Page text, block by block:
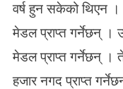
वर्ष हुन सकेको थिएन
मेडल प्राप्त गर्नेछन् ।
मेडल प्राप्त गर्नेछन् ।
हजार नगद प्राप्त